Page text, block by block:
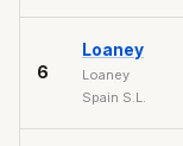
6
Loaney
Loaney
Spain S.L.